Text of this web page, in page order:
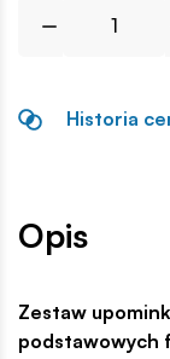
Historia
Opis
Zestaw
podstawowych